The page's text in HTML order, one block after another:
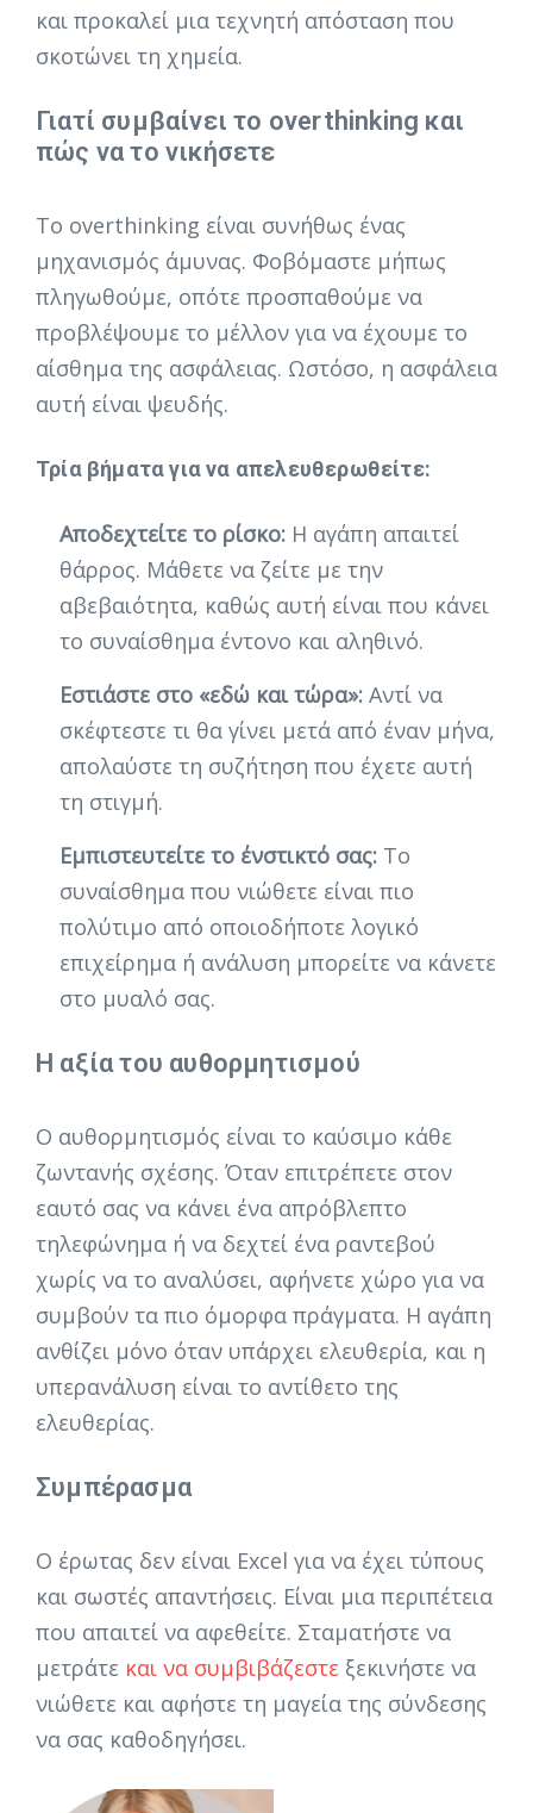
και προκαλεί μια τεχνητή απόσταση που
σκοτώνει τη χημεία.
Γιατί συμβαίνει το overthinking και
πώς να το νικήσετε
Το overthinking είναι συνήθως ένας
μηχανισμός άμυνας. Φοβόμαστε μήπως
πληγωθούμε, οπότε προσπαθούμε να
προβλέψουμε το μέλλον για να έχουμε το
αίσθημα της ασφάλειας. Ωστόσο, η ασφάλεια
αυτή είναι ψευδής.
Τρία βήματα για να απελευθερωθείτε:
Αποδεχτείτε το ρίσκο: Η αγάπη απαιτεί
θάρρος. Μάθετε να ζείτε με την
αβεβαιότητα, καθώς αυτή είναι που κάνει
το συναίσθημα έντονο και αληθινό.
Εστιάστε στο «εδώ και τώρα»: Αντί να
σκέφτεστε τι θα γίνει μετά από έναν μήνα,
απολαύστε τη συζήτηση που έχετε αυτή
τη στιγμή.
Εμπιστευτείτε το ένστικτό σας: Το
συναίσθημα που νιώθετε είναι πιο
πολύτιμο από οποιοδήποτε λογικό
επιχείρημα ή ανάλυση μπορείτε να κάνετε
στο μυαλό σας.
Η αξία του αυθορμητισμού
Ο αυθορμητισμός είναι το καύσιμο κάθε
ζωντανής σχέσης. Όταν επιτρέπετε στον
εαυτό σας να κάνει ένα απρόβλεπτο
τηλεφώνημα ή να δεχτεί ένα ραντεβού
χωρίς να το αναλύσει, αφήνετε χώρο για να
συμβούν τα πιο όμορφα πράγματα. Η αγάπη
ανθίζει μόνο όταν υπάρχει ελευθερία, και η
υπερανάλυση είναι το αντίθετο της
ελευθερίας.
Συμπέρασμα
Ο έρωτας δεν είναι Excel για να έχει τύπους
και σωστές απαντήσεις. Είναι μια περιπέτεια
που απαιτεί να αφεθείτε. Σταματήστε να
μετράτε και να συμβιβάζεστε ξεκινήστε να
νιώθετε και αφήστε τη μαγεία της σύνδεσης
να σας καθοδηγήσει.